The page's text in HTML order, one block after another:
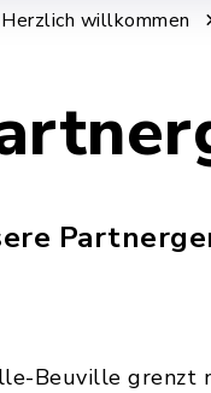
Herzlich willkommen
Beuville grenzt